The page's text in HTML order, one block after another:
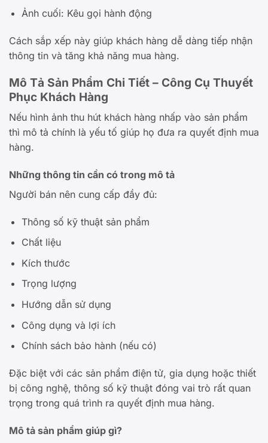
Ảnh cuối: Kêu gọi hành động
Cách sắp xếp này giúp khách hàng dễ dàng tiếp nhận
thông tin và tăng khả năng mua hàng.
Mô Tả Sản Phẩm Chi Tiết – Công Cụ Thuyết
Phục Khách Hàng
Nếu hình ảnh thu hút khách hàng nhấp vào sản phẩm
thì mô tả chính là yếu tố giúp họ đưa ra quyết định mua
hàng.
Những thông tin cần có trong mô tả
Người bán nên cung cấp đầy đủ:
Thông số kỹ thuật sản phẩm
Chất liệu
Kích thước
Trọng lượng
Hướng dẫn sử dụng
Công dụng và lợi ích
Chính sách bảo hành (nếu có)
Đặc biệt với các sản phẩm điện tử, gia dụng hoặc thiết
bị công nghệ, thông số kỹ thuật đóng vai trò rất quan
trọng trong quá trình ra quyết định mua hàng.
Mô tả sản phẩm giúp gì?